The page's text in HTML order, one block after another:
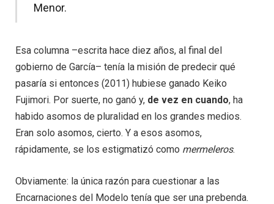
Menor.
Esa columna –escrita hace diez años, al final del
gobierno de García– tenía la misión de predecir qué
pasaría si entonces (2011) hubiese ganado Keiko
Fujimori. Por suerte, no ganó y, de vez en cuando, ha
habido asomos de pluralidad en los grandes medios.
Eran solo asomos, cierto. Y a esos asomos,
rápidamente, se los estigmatizó como mermeleros.
Obviamente: la única razón para cuestionar a las
Encarnaciones del Modelo tenía que ser una prebenda.